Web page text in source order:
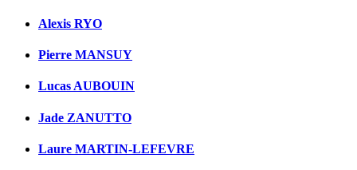
Alexis RYO
Pierre MANSUY
Lucas AUBOUIN
Jade ZANUTTO
Laure MARTIN-LEFEVRE